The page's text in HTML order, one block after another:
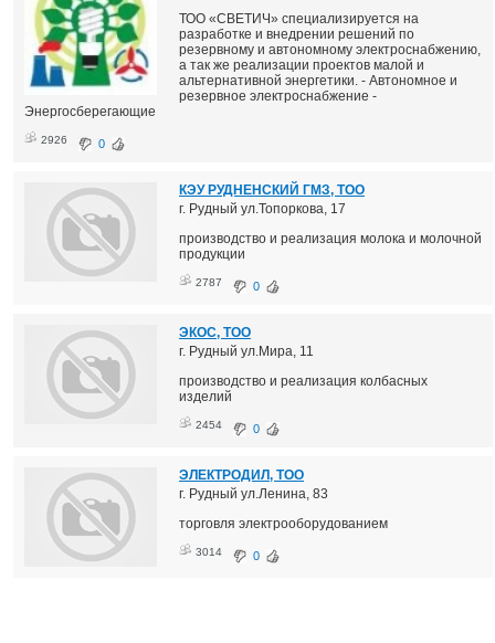
ТОО «СВЕТИЧ» специализируется на
разработке и внедрении решений по
резервному и автономному электроснабжению,
а так же реализации проектов малой и
альтернативной энергетики. - Автономное и
резервное электроснабжение -
Энергосберегающие
2926 0
КЭУ РУДНЕНСКИЙ ГМЗ, ТОО
г. Рудный ул.Топоркова, 17
производство и реализация молока и молочной
продукции
2787 0
ЭКОС, ТОО
г. Рудный ул.Мира, 11
производство и реализация колбасных
изделий
2454 0
ЭЛЕКТРОДИЛ, ТОО
г. Рудный ул.Ленина, 83
торговля электрооборудованием
3014 0